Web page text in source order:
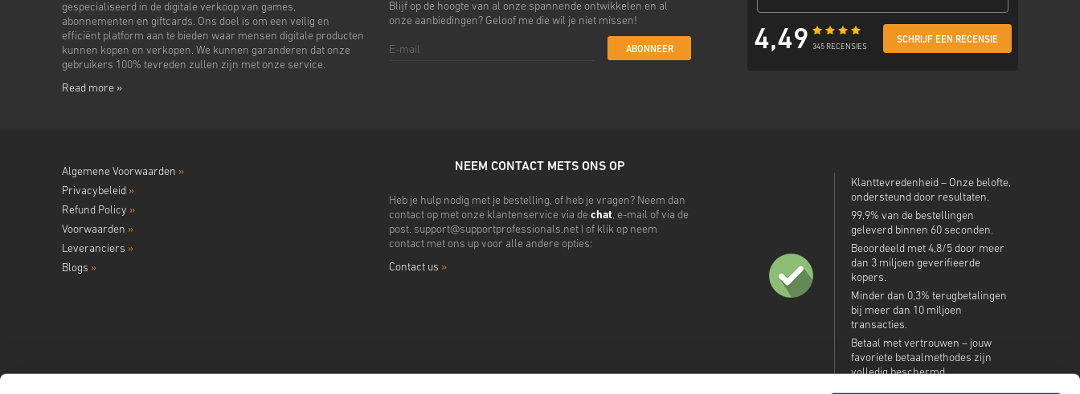
gespecialiseerd in de digitale verkoop van games,
abonnementen en giftcards. Ons doel is om een veilig en
efficiënt platform aan te bieden waar mensen digitale producten
kunnen kopen en verkopen. We kunnen garanderen dat onze
gebruikers 100% tevreden zullen zijn met onze service.
Read more »
Blijf op de hoogte van al onze spannende ontwikkelen en al
onze aanbiedingen? Geloof me die wil je niet missen!
ABONNEER 4,49 345 RECENSIES
SCHRIJF EEN RECENSIE
Algemene Voorwaarden »
Privacybeleid »
Refund Policy »
Voorwaarden »
Leveranciers »
Blogs »
NEEM CONTACT METS ONS OP
Heb je hulp nodig met je bestelling, of heb je vragen? Neem dan
contact op met onze klantenservice via de chat, e-mail of via de
post. support@supportprofessionals.net| of klik op neem
contact met ons up voor alle andere opties:
Contact us »
Klanttevredenheid – Onze belofte,
ondersteund door resultaten.
99,9% van de bestellingen
geleverd binnen 60 seconden.
Beoordeeld met 4,8/5 door meer
dan 3 miljoen geverifieerde
kopers.
Minder dan 0,3% terugbetalingen
bij meer dan 10 miljoen
transacties.
Betaal met vertrouwen – jouw
favoriete betaalmethodes zijn
volledig beschermd.